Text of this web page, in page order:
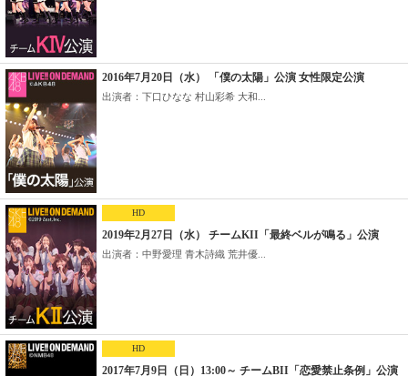
2016年7月20日（水） 「僕の太陽」公演 女性限定公演
出演者：下口ひなな 村山彩希 大和...
HD
2019年2月27日（水） チームKII「最終ベルが鳴る」公演
出演者：中野愛理 青木詩織 荒井優...
HD
2017年7月9日（日）13:00～ チームBII「恋愛禁止条例」公演